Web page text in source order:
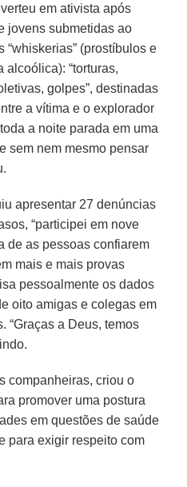
em ativista após
jovens submetidas ao
“whiskerias” (prostíbulos e
alcoólica): “torturas,
golpes”, destinadas
a vítima e o explorador
a noite parada em uma
sem nem mesmo pensar
apresentar 27 denúncias
“participei em nove
de as pessoas confiarem
mais e mais provas
pessoalmente os dados
oito amigas e colegas em
“Graças a Deus, temos
companheiras, criou o
promover uma postura
em questões de saúde
para exigir respeito com